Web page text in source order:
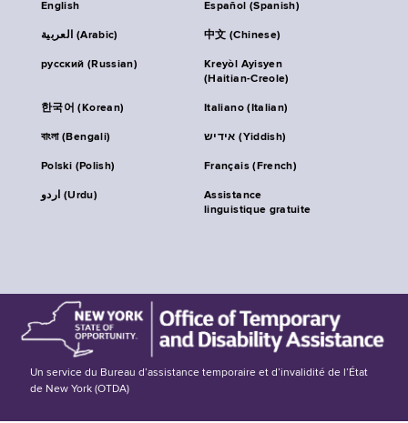
English Español (Spanish)
العربية (Arabic) 中文 (Chinese)
русский (Russian)
Kreyòl Ayisyen
(Haitian-Creole)
한국어 (Korean) Italiano (Italian)
বাংলা (Bengali) אידיש (Yiddish)
Polski (Polish) Français (French)
اردو (Urdu)
Assistance
linguistique gratuite
Un service du Bureau d’assistance temporaire et d’invalidité de l’État
de New York (OTDA)